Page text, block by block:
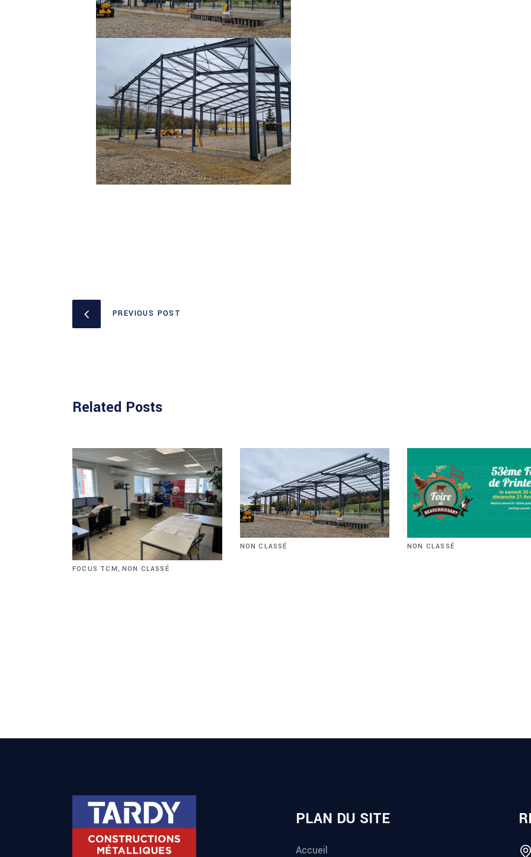
PREVIOUS POST
Related Posts
FOCUS TCM, NON CLASSÉ
NON CLASSÉ NON CLASSÉ
PLAN DU SITE
Accueil